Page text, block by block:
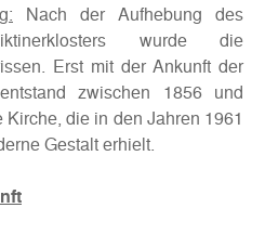
Nach der Aufhebung des
wurde die
Erst mit der Ankunft der
zwischen 1856 und
die in den Jahren 1961
Gestalt erhielt.